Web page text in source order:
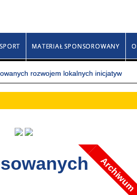
2026 Izy, Rajmunda,
SPORT MATERIAŁ SPONSOROWANY
rozwojem lokalnych inicjatyw
Archiwum